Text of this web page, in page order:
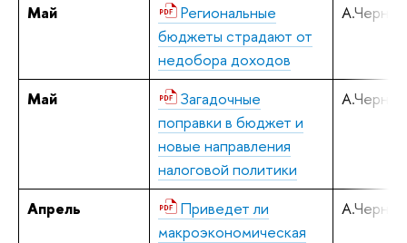
Май
Региональные
бюджеты страдают от
недобора доходов
Май
Загадочные
поправки в бюджет и
новые направления
налоговой политики
Апрель
Приведет ли
макроэкономическая